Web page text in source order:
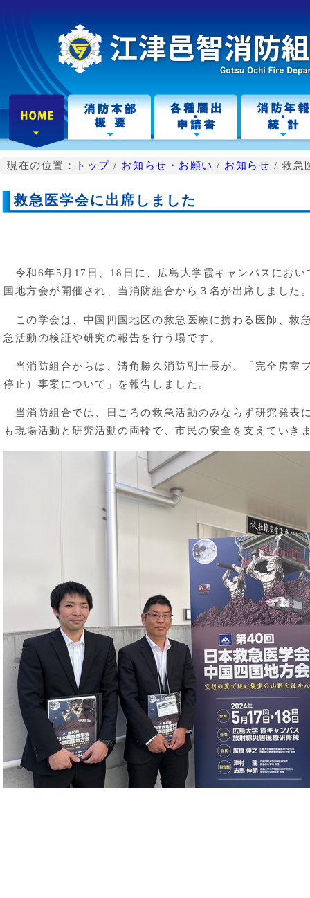
ー
現在の位置： トップ / お知らせ・お願い / お知らせ /救急
救急医学会に出席しました
令和6年5月17日、18日に、広島大学霞キャンパスにおい
国地方会が開催され、当消防組合から３名が出席しました
この学会は、中国四国地区の救急医療に携わる医師、救
急活動の検証や研究の報告を行う場です。
当消防組合からは、清⻆勝久消防副士長が、「完全房室
停止）事案について」を報告しました。
当消防組合では、日ごろの救急活動のみならず研究発表
も現場活動と研究活動の両輪で、市民の安全を支えていき